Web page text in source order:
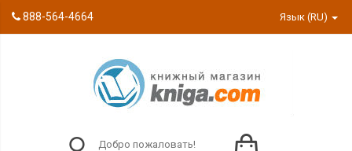
888-564-4664 Язык (RU)
Добро пожаловать!